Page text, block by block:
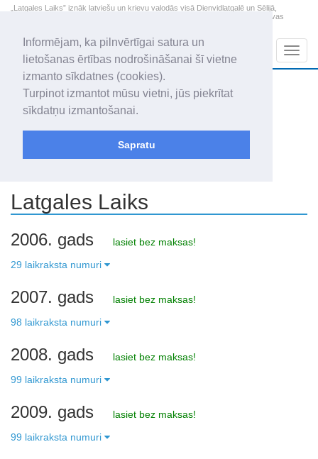
Informējam, ka pilnvērtīgai satura un
lietošanas ērtības nodrošināšanai šī vietne
izmanto sīkdatnes (cookies).
Turpinot izmantot mūsu vietni, jūs piekrītat
sīkdatņu izmantošanai.
Sapratu
„Latgales Laiks” iznāk latviešu un krievu valodās visā Dienvidlatgalē un Sēlijā,
„Latgales Laiks” latviešu valodā aptver Daugavpils valstspilsētu, Augšdaugavas
2026. gada 9. augusts
Svētdiena
Genovefa, Genoveva, Madara
+21.4
PDF
Latgales Laiks
2006. gads
lasiet bez maksas!
29 laikraksta numuri
2007. gads
lasiet bez maksas!
98 laikraksta numuri
2008. gads
lasiet bez maksas!
99 laikraksta numuri
2009. gads
lasiet bez maksas!
99 laikraksta numuri